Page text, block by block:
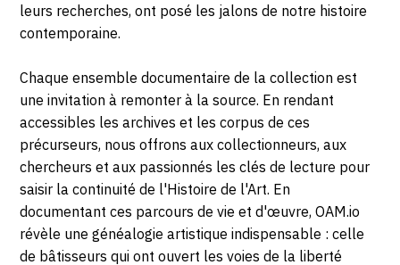
leurs recherches, ont posé les jalons de notre histoire
contemporaine.
Chaque ensemble documentaire de la collection est
une invitation à remonter à la source. En rendant
accessibles les archives et les corpus de ces
précurseurs, nous offrons aux collectionneurs, aux
chercheurs et aux passionnés les clés de lecture pour
saisir la continuité de l'Histoire de l'Art. En
documentant ces parcours de vie et d'œuvre, OAM.io
révèle une généalogie artistique indispensable : celle
de bâtisseurs qui ont ouvert les voies de la liberté